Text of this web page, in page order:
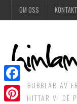
OM OSS
DET BUBBLAR AV
HITTAR VI DE
Facebook